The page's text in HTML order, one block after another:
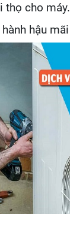
thọ cho máy.
hậu mãi